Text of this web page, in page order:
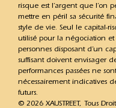
risque est l’argent que l’on
mettre en péril sa sécurité
style de vie. Seul le capital-
utilisé pour la négociation et
personnes disposant d’un
suffisant doivent envisager
performances passées ne
nécessairement indicatives
futurs.
© 2026 XAUSTREET, Tous